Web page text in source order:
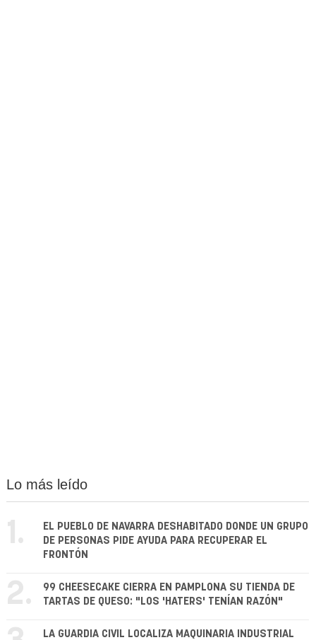
Lo más leído
1.
EL PUEBLO DE NAVARRA DESHABITADO DONDE UN GRUPO
DE PERSONAS PIDE AYUDA PARA RECUPERAR EL
FRONTÓN
2.
99 CHEESECAKE CIERRA EN PAMPLONA SU TIENDA DE
TARTAS DE QUESO: "LOS 'HATERS' TENÍAN RAZÓN"
LA GUARDIA CIVIL LOCALIZA MAQUINARIA INDUSTRIAL